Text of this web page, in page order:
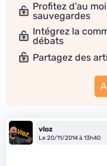
Profitez d'au
sauvegardes
Intégrez la
débats
Partagez des
vloz
Le 20/11/2014 à 13h40